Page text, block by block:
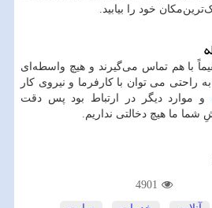
خود را بیابید.
با هم تماس می‌گیرند و هیچ واسطه‌ای
راحتی می توان با کارفرما و نیروی کار
و موارد دیگر در ارتباط بود پس دقت
ما هیچ دخالتی نداریم.
4901